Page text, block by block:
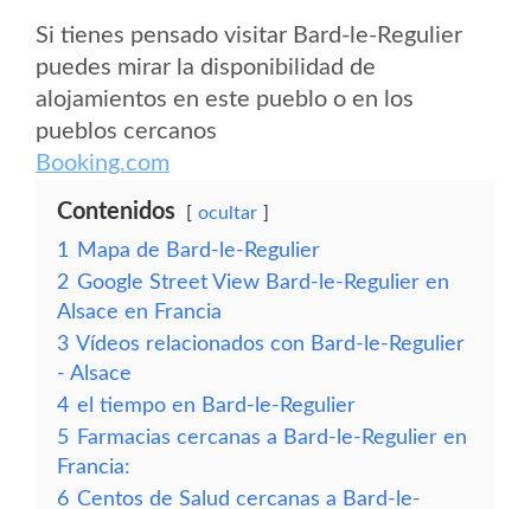
Si tienes pensado visitar Bard-le-Regulier
puedes mirar la disponibilidad de
alojamientos en este pueblo o en los
pueblos cercanos
Booking.com
Contenidos ocultar
1
Mapa de Bard-le-Regulier
2 Google Street View Bard-le-Regulier en
Alsace en Francia
3 Vídeos relacionados con Bard-le-Regulier
- Alsace
4 el tiempo en Bard-le-Regulier
5 Farmacias cercanas a Bard-le-Regulier en
Francia:
6 Centos de Salud cercanas a Bard-le-